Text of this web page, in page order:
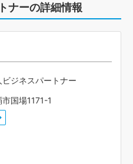
ナーの詳細情報
ジネスパートナー
国場1171-1